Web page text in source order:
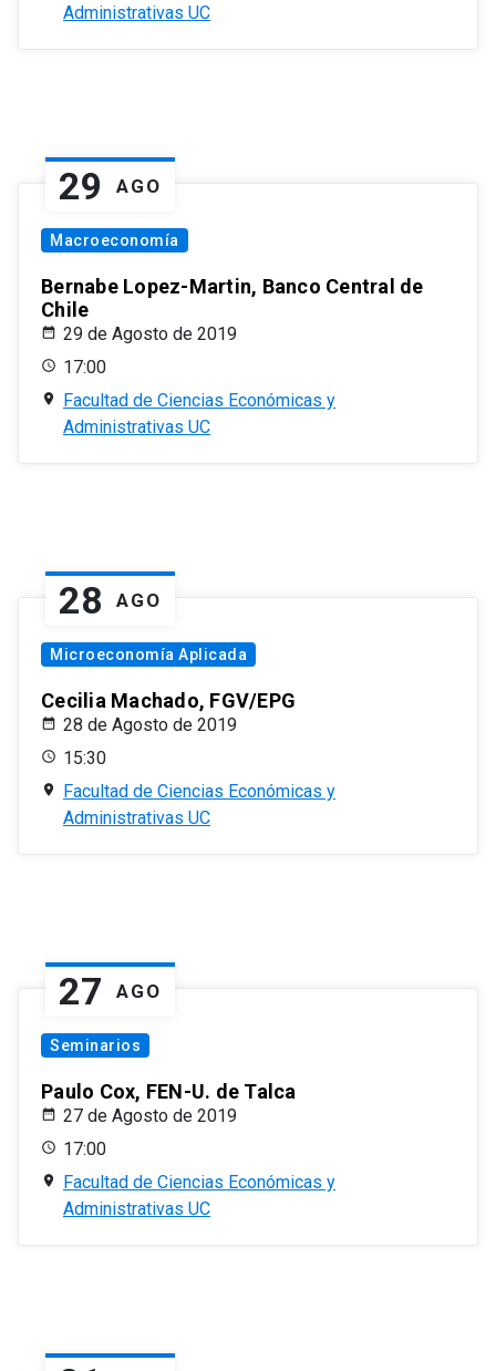
Administrativas UC
29 AGO
Macroeconomía
Bernabe Lopez-Martin, Banco Central de
Chile
29 de Agosto de 2019
17:00
Facultad de Ciencias Económicas y
Administrativas UC
28 AGO
Microeconomía Aplicada
Cecilia Machado, FGV/EPG
28 de Agosto de 2019
15:30
Facultad de Ciencias Económicas y
Administrativas UC
27 AGO
Seminarios
Paulo Cox, FEN-U. de Talca
27 de Agosto de 2019
17:00
Facultad de Ciencias Económicas y
Administrativas UC